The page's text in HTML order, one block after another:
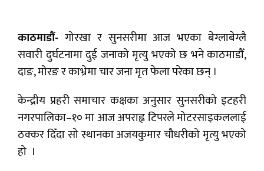
काठमाडौं- गोरखा र सुनसरीमा आज भएका बेग्लाबेग्लै
सवारी दुर्घटनामा दुई जनाको मृत्यु भएको छ भने काठमाडौँ,
दाङ, मोरङ र काभ्रेमा चार जना मृत फेला परेका छन् ।
केन्द्रीय प्रहरी समाचार कक्षका अनुसार सुनसरीको इटहरी
नगरपालिका–१० मा आज अपराह्न टिपरले मोटरसाइकललाई
ठक्कर दिँदा सो स्थानका अजयकुमार चौधरीको मृत्यु भएको
हो ।